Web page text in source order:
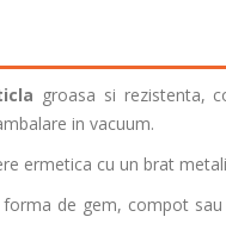
groasa si rezistenta,
in vacuum.
ermetica cu un brat
de gem, compot